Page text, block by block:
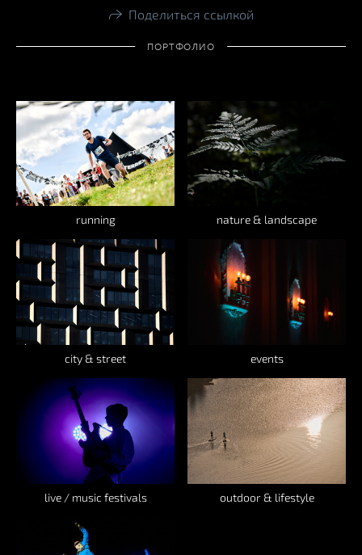
Поделиться ссылкой
ПОРТФОЛИО
running nature & landscape
city & street events
live / music festivals outdoor & lifestyle